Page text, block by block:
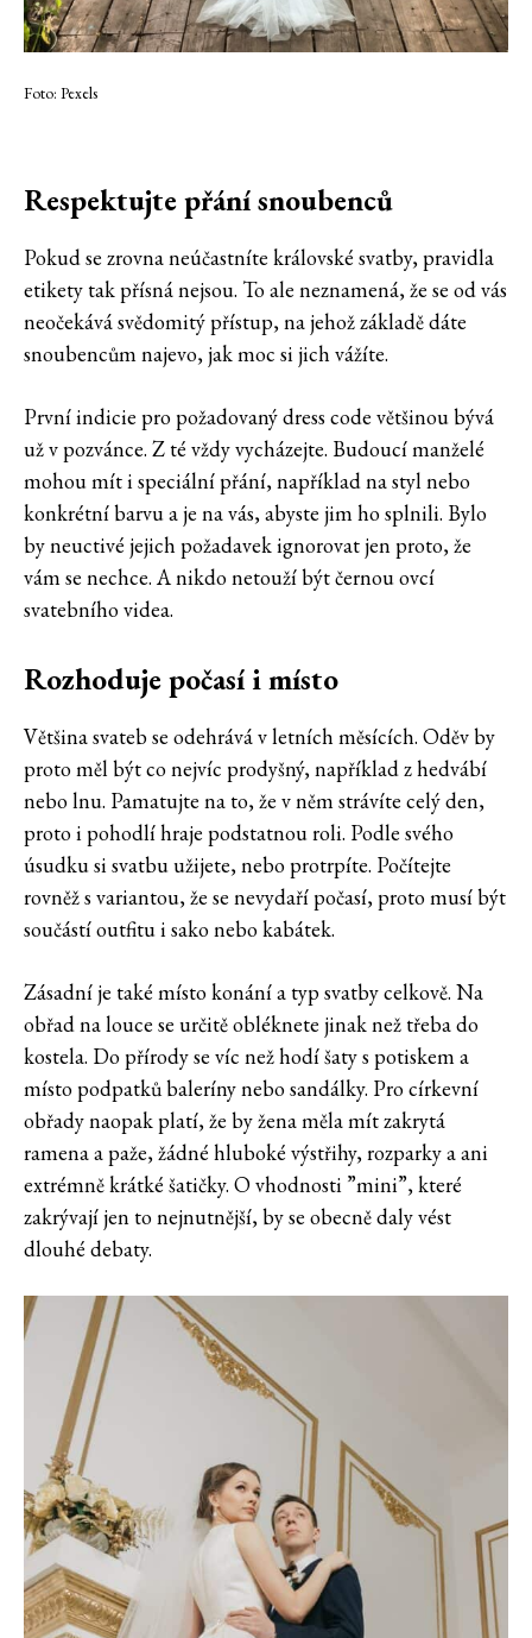
Foto: Pexels
Respektujte přání snoubenců
Pokud se zrovna neúčastníte královské svatby, pravidla
etikety tak přísná nejsou. To ale neznamená, že se od vás
neočekává svědomitý přístup, na jehož základě dáte
snoubencům najevo, jak moc si jich vážíte.
První indicie pro požadovaný dress code většinou bývá
už v pozvánce. Z té vždy vycházejte. Budoucí manželé
mohou mít i speciální přání, například na styl nebo
konkrétní barvu a je na vás, abyste jim ho splnili. Bylo
by neuctivé jejich požadavek ignorovat jen proto, že
vám se nechce. A nikdo netouží být černou ovcí
svatebního videa.
Rozhoduje počasí i místo
Většina svateb se odehrává v letních měsících. Oděv by
proto měl být co nejvíc prodyšný, například z hedvábí
nebo lnu. Pamatujte na to, že v něm strávíte celý den,
proto i pohodlí hraje podstatnou roli. Podle svého
úsudku si svatbu užijete, nebo protrpíte. Počítejte
rovněž s variantou, že se nevydaří počasí, proto musí být
součástí outfitu i sako nebo kabátek.
Zásadní je také místo konání a typ svatby celkově. Na
obřad na louce se určitě obléknete jinak než třeba do
kostela. Do přírody se víc než hodí šaty s potiskem a
místo podpatků baleríny nebo sandálky. Pro církevní
obřady naopak platí, že by žena měla mít zakrytá
ramena a paže, žádné hluboké výstřihy, rozparky a ani
extrémně krátké šatičky. O vhodnosti ”mini”, které
zakrývají jen to nejnutnější, by se obecně daly vést
dlouhé debaty.